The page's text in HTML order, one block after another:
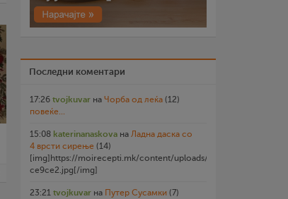
Последни коментари
17:26 tvojkuvar на Чорба од леќа (12)
повеќе...
15:08 katerinanaskova на Ладна даска со
4 врсти сирење (14)
[img]https://moirecepti.mk/content/uploads/2026/07/
ce9ce2.jpg[/img]
23:21 tvojkuvar на Путер Сусамки (7)